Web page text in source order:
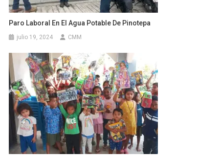
Paro Laboral En El Agua Potable De Pinotepa
julio 19, 2024 CMM